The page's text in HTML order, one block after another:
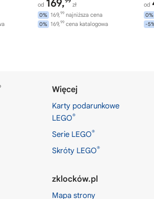
od 169, zł
0% 169,99 najniższa cena
0% 169,99 cena katalogowa
od
0%
-
Więcej
Karty podarunkowe
LEGO®
Serie LEGO®
Skróty LEGO®
zklocków.pl
Mapa strony